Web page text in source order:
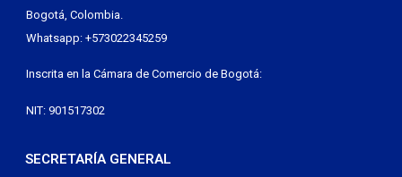
Bogotá, Colombia.
Whatsapp: +573022345259
Inscrita en la Cámara de Comercio de Bogotá:
NIT: 901517302
SECRETARÍA GENERAL